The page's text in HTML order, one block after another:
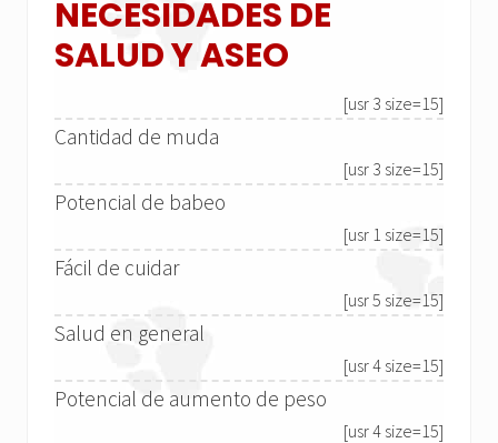
NECESIDADES DE
SALUD Y ASEO
[usr 3 size=15]
Cantidad de muda
[usr 3 size=15]
Potencial de babeo
[usr 1 size=15]
Fácil de cuidar
[usr 5 size=15]
Salud en general
[usr 4 size=15]
Potencial de aumento de peso
[usr 4 size=15]